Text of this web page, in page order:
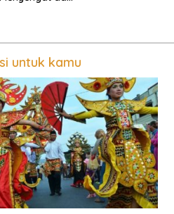
untuk kamu